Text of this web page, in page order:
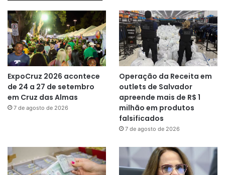
ExpoCruz 2026 acontece
de 24 a 27 de setembro
em Cruz das Almas
7 de agosto de 2026
Operação da Receita em
outlets de Salvador
apreende mais de R$ 1
milhão em produtos
falsificados
7 de agosto de 2026